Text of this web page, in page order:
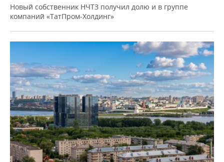
Новый собственник НЧТЗ получил долю и в группе
компаний «ТатПром-Холдинг»